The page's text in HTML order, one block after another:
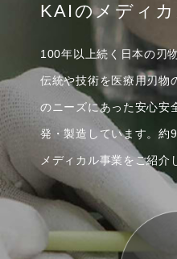
KAIのメディ
100年以上続く日本の刃
伝統や技術を医療用刃物
のニーズにあった安心安
発・製造しています。 約
メディカル事業をご紹介